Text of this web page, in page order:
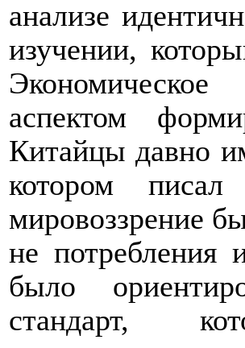
анализе
изучении,
аспектом
Китайцы давно
котором
мировоззрение
не потребления
было
стандарт,